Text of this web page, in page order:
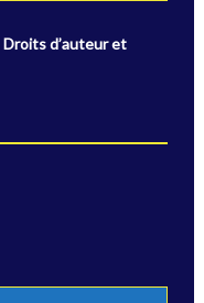
Droits d’auteur et